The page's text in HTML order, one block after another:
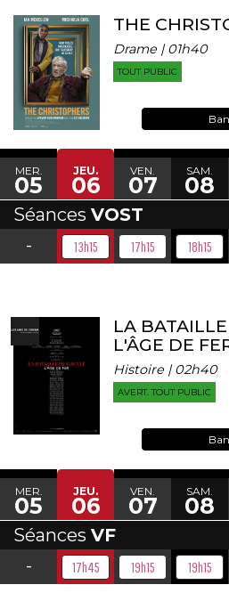
THE
Drame | 01h40
TOUT PUBLIC
MER.
05
JEU.
06
VEN.
07
SAM.
08
Séances VOST
-
13h15 17h15 18h15
LA
L'ÂGE DE
Histoire | 02h40
AVERT. TOUT PUBLIC
MER.
05
JEU.
06
VEN.
07
SAM.
08
Séances VF
-
17h45 19h15 19h15